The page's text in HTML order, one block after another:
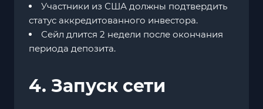
Участники из США должны подтвердить
статус аккредитованного инвестора.
Сейл длится 2 недели после окончания
периода депозита.
4. Запуск сети